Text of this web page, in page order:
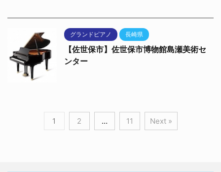
グランドピアノ 長崎県
【佐世保市】佐世保市博物館島瀬美術セ
ンター
1 2 … 11 Next »